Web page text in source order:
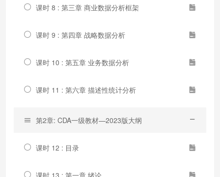
课时 8 : 第三章 商业数据分析框架
课时 9 : 第四章 战略数据分析
课时 10 : 第五章 业务数据分析
课时 11 : 第六章 描述性统计分析
第2章: CDA一级教材—2023版大纲
课时 12 : 目录
课时 13 : 第一章 绪论